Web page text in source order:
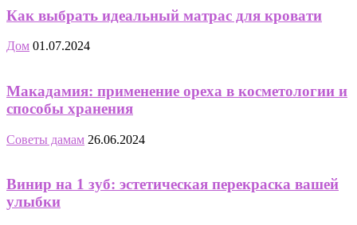
Как выбрать идеальный матрас для кровати
Дом 01.07.2024
Макадамия: применение ореха в косметологии и
способы хранения
Советы дамам 26.06.2024
Винир на 1 зуб: эстетическая перекраска вашей
улыбки